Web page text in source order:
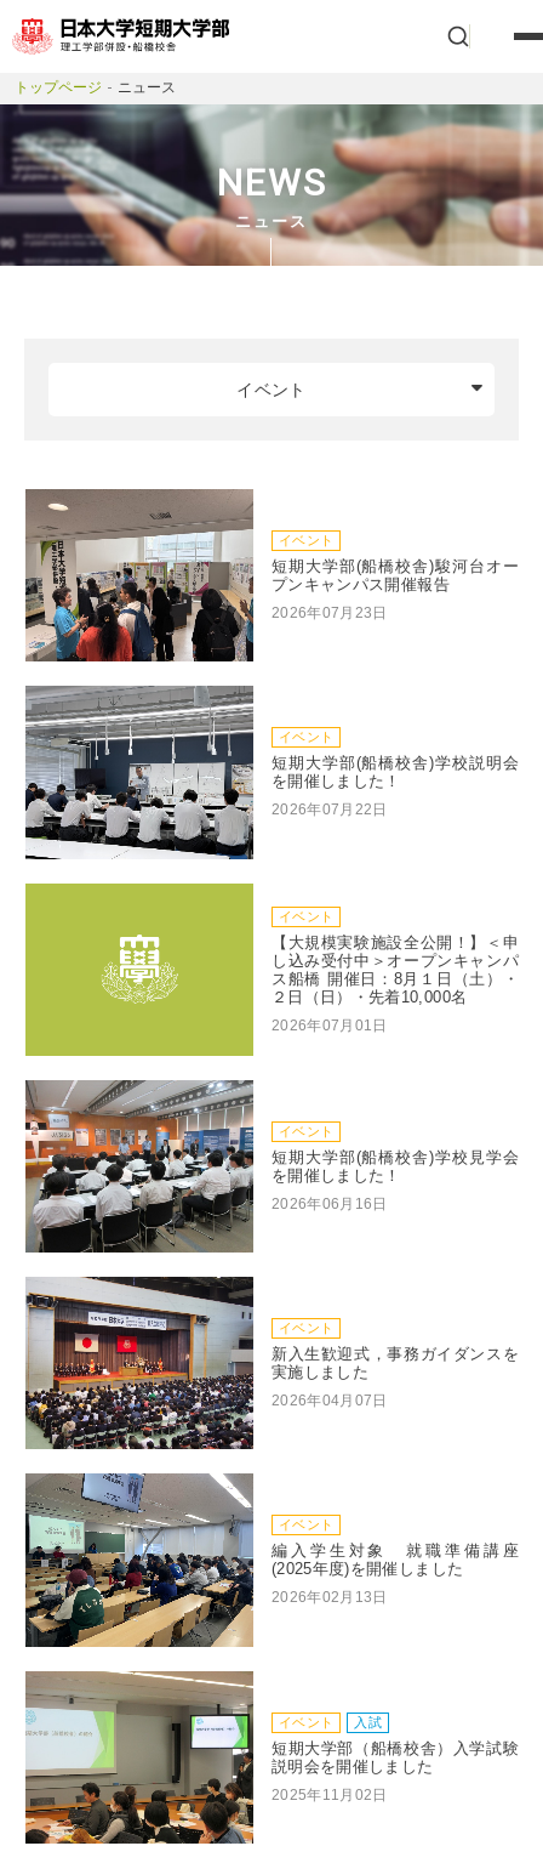
トップページ ニュース
NEWS
ニュース
イベント
イベント
短期大学部(船橋校舎)駿河台オー
プンキャンパス開催報告
2026年07月23日
イベント
短期大学部(船橋校舎)学校説明会
を開催しました！
2026年07月22日
イベント
【大規模実験施設全公開！】＜申
し込み受付中＞オープンキャンパ
ス船橋 開催日：8月１日（土）・
２日（日）・先着10,000名
2026年07月01日
イベント
短期大学部(船橋校舎)学校見学会
を開催しました！
2026年06月16日
イベント
新入生歓迎式，事務ガイダンスを
実施しました
2026年04月07日
イベント
編入学生対象 就職準備講座
(2025年度)を開催しました
2026年02月13日
イベント 入試
短期大学部（船橋校舎）入学試験
説明会を開催しました
2025年11月02日